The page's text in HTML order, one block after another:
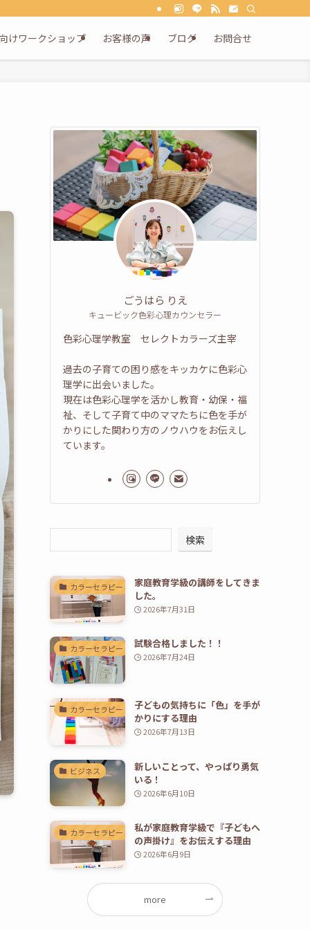
けワークショップ お客様の声 ブログ お問合せ
ごうはら りえ
キュービック色彩心理カウンセラー
色彩心理学教室 セレクトカラーズ主宰
過去の子育ての困り感をキッカケに色彩心
理学に出会いました。
現在は色彩心理学を活かし教育・幼保・福
祉、そして子育て中のママたちに色を手が
かりにした関わり方のノウハウをお伝えし
ています。
検索
カラーセラピー
家庭教育学級の講師をしてきま
した。
2026年7月31日
カラーセラピー 試験合格しました！！
2026年7月24日
カラーセラピー
子どもの気持ちに「色」を手が
かりにする理由
2026年7月13日
ビジネス
新しいことって、やっぱり勇気
いる！
2026年6月10日
カラーセラピー
私が家庭教育学級で『子どもへ
の声掛け』をお伝えする理由
2026年6月9日
more